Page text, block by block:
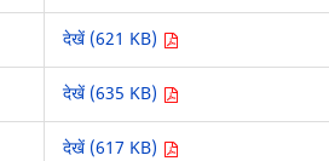
देखें (621 KB)
देखें (635 KB)
देखें (617 KB)